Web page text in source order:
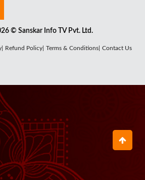
© Sanskar Info TV Pvt. Ltd.
Refund Policy| Terms & Conditions| Contact Us